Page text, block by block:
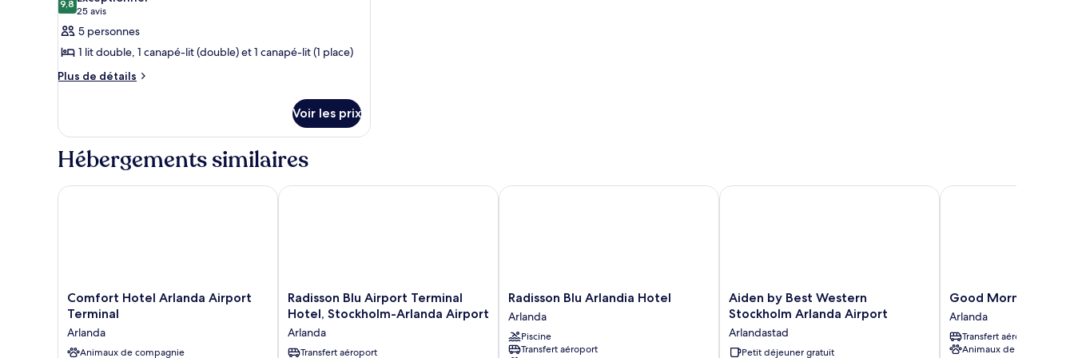
les
photos
pour
ce
type
Chambre
Familiale,
non-
fumeurs
9,89,8 sur 10
25 avis
(25 avis)
5 personnes
1 lit double, 1 canapé-lit (double) et 1 canapé-lit (1 place)
Plus de détails
Plus
le
type
de
Chambre
Voir les prix
Hébergements similaires
Comfort
Hotel
Airport
Terminal
Comfort Hotel Arlanda Airport
Terminal
Arlanda
Animaux de compagnie
Comfort Hotel Arlanda Airport Terminal
Radisson
Blu
Terminal
Hotel,
Radisson Blu Airport Terminal
Hotel, Stockholm-Arlanda Airport
Arlanda
Transfert aéroport
Radisson Blu Airport Terminal Hotel, Stockholm-Arlanda Airport
Radisson
Blu
Arlandia
Hotel
Arlanda
Radisson Blu Arlandia Hotel
Arlanda
Piscine
Transfert aéroport
Radisson Blu Arlandia Hotel
Aiden
by
Western
Stockholm
Aiden by Best Western
Stockholm Arlanda Airport
Arlandastad
Petit déjeuner gratuit
Aiden by Best Western Stockholm Arlanda Airport
Good
Morning
Arlanda
Arlanda
Good Morning
Arlanda
Transfert aéroport
Animaux de compagnie
Good Morning Arlanda